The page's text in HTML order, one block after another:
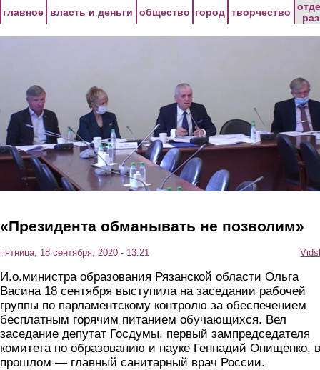
главное власть и деньги общество город творчество
«Президента обманывать не позволим»
пятница, 18 сентября, 2020 - 13:21
И.о.министра образования Рязанской области Ольга
Васина 18 сентября выступила на заседании рабочей
группы по парламентскому контролю за обеспечением
бесплатным горячим питанием обучающихся. Вел
заседание депутат Госдумы, первый зампредседателя
комитета по образованию и науке Геннадий Онищенко, в
прошлом — главный санитарный врач России.